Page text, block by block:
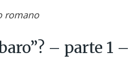
romano
– parte 1